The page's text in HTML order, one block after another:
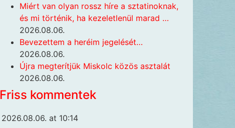
Miért van olyan rossz híre a sztatinoknak,
és mi történik, ha kezeletlenül marad …
2026.08.06.
Bevezettem a heréim jegelését…
2026.08.06.
Újra megterítjük Miskolc közös asztalát
2026.08.06.
Friss kommentek
2026.08.06. at 10:14